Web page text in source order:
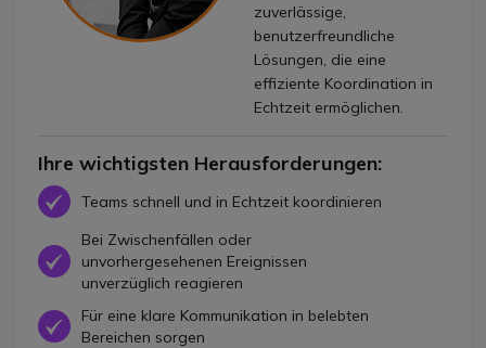
zuverlässige,
benutzerfreundliche
Lösungen, die eine
effiziente Koordination in
Echtzeit ermöglichen.
Ihre wichtigsten Herausforderungen:
IconTeams schnell und in Echtzeit koordinieren
Icon
Bei Zwischenfällen oder
unvorhergesehenen Ereignissen
unverzüglich reagieren
Icon Für eine klare Kommunikation in belebten
Bereichen sorgen